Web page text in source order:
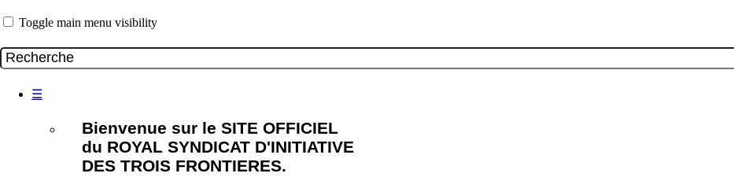
Toggle main menu visibility
☰
Bienvenue sur le SITE OFFICIEL
du ROYAL SYNDICAT D'INITIATIVE
DES TROIS FRONTIERES.